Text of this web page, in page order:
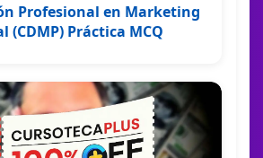
Profesional en Marketing
(CDMP) Práctica MCQ